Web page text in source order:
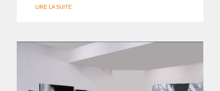
LIRE LA SUITE